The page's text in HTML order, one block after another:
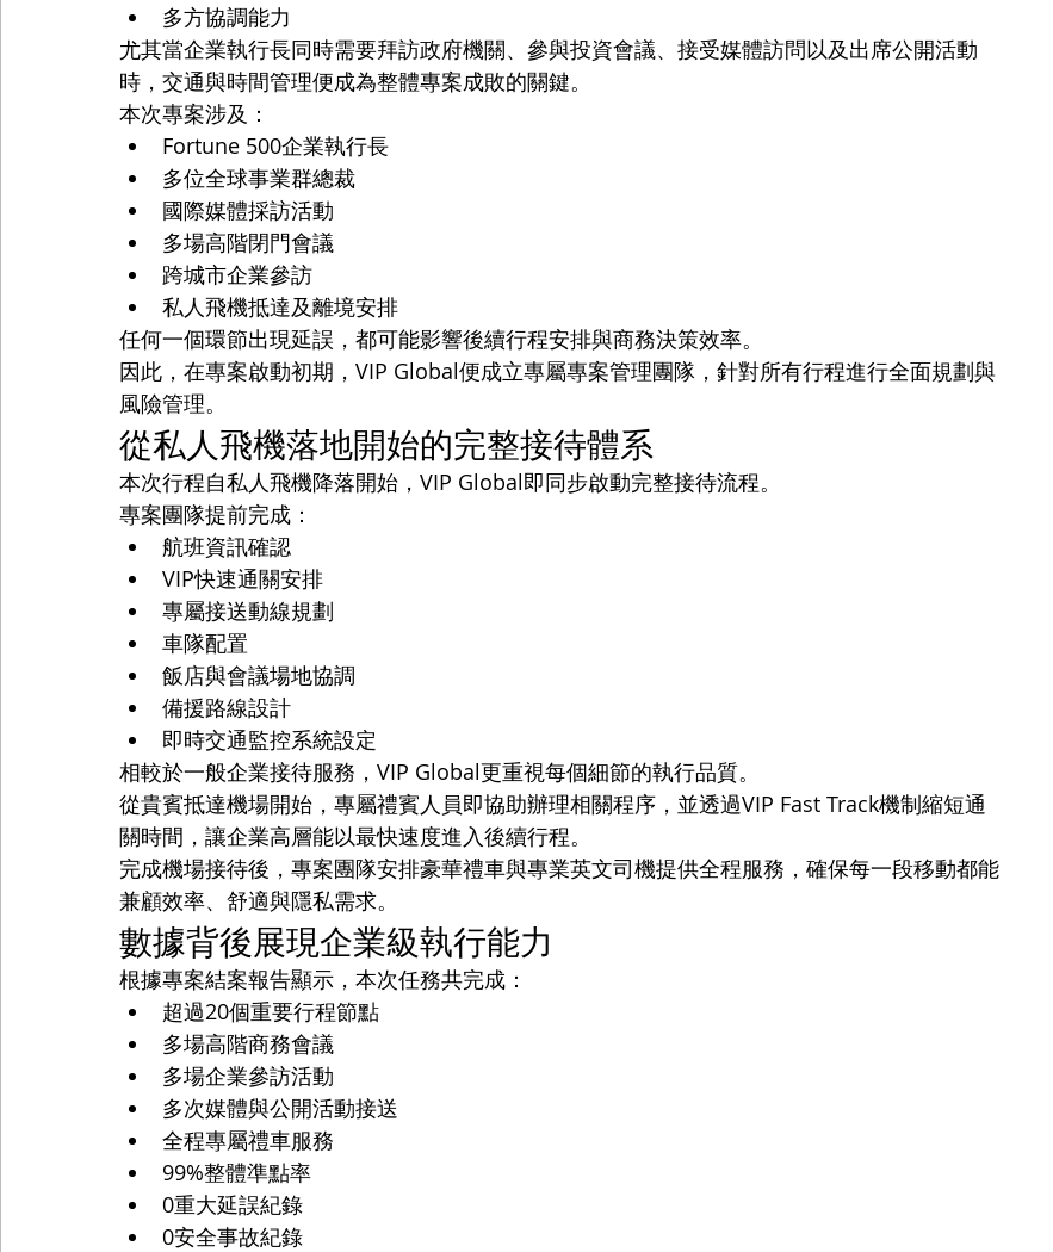
多方協調能力
尤其當企業執行長同時需要拜訪政府機關、參與投資會議、接受媒體訪問以及出席公開活動
時，交通與時間管理便成為整體專案成敗的關鍵。
本次專案涉及：
Fortune 500企業執行長
多位全球事業群總裁
國際媒體採訪活動
多場高階閉門會議
跨城市企業參訪
私人飛機抵達及離境安排
任何一個環節出現延誤，都可能影響後續行程安排與商務決策效率。
因此，在專案啟動初期，VIP Global便成立專屬專案管理團隊，針對所有行程進行全面規劃與
風險管理。
從私人飛機落地開始的完整接待體系
本次行程自私人飛機降落開始，VIP Global即同步啟動完整接待流程。
專案團隊提前完成：
航班資訊確認
VIP快速通關安排
專屬接送動線規劃
車隊配置
飯店與會議場地協調
備援路線設計
即時交通監控系統設定
相較於一般企業接待服務，VIP Global更重視每個細節的執行品質。
從貴賓抵達機場開始，專屬禮賓人員即協助辦理相關程序，並透過VIP Fast Track機制縮短通
關時間，讓企業高層能以最快速度進入後續行程。
完成機場接待後，專案團隊安排豪華禮車與專業英文司機提供全程服務，確保每一段移動都能
兼顧效率、舒適與隱私需求。
數據背後展現企業級執行能力
根據專案結案報告顯示，本次任務共完成：
超過20個重要行程節點
多場高階商務會議
多場企業參訪活動
多次媒體與公開活動接送
全程專屬禮車服務
99%整體準點率
0重大延誤紀錄
0安全事故紀錄